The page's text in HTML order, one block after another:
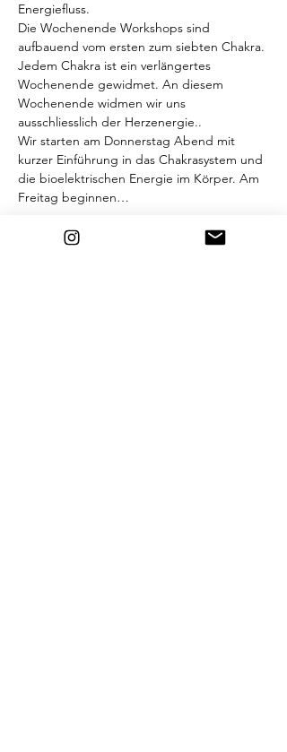
Energiefluss.
Die Wochenende Workshops sind
aufbauend vom ersten zum siebten Chakra.
Jedem Chakra ist ein verlängertes
Wochenende gewidmet. An diesem
Wochenende widmen wir uns
ausschliesslich der Herzenergie..
Wir starten am Donnerstag Abend mit
kurzer Einführung in das Chakrasystem und
die bioelektrischen Energie im Körper. Am
Freitag beginnen…
Weiterlesen >